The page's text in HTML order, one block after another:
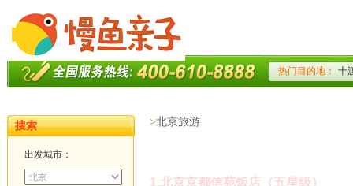
搜索
出发城市：
>北京旅游
1.北京京都信苑饭店（五星级）